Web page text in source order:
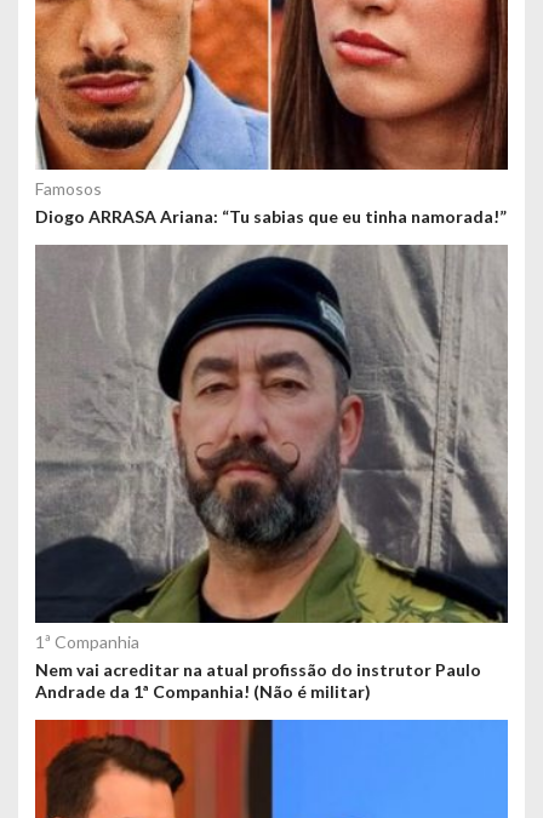
Famosos
Diogo ARRASA Ariana: “Tu sabias que eu tinha namorada!”
1ª Companhia
Nem vai acreditar na atual profissão do instrutor Paulo
Andrade da 1ª Companhia! (Não é militar)